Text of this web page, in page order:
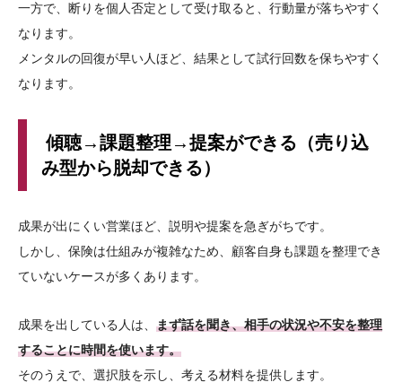
一方で、断りを個人否定として受け取ると、行動量が落ちやすく
なります。
メンタルの回復が早い人ほど、結果として試行回数を保ちやすく
なります。
傾聴→課題整理→提案ができる（売り込
み型から脱却できる）
成果が出にくい営業ほど、説明や提案を急ぎがちです。
しかし、保険は仕組みが複雑なため、顧客自身も課題を整理でき
ていないケースが多くあります。
成果を出している人は、 まず話を聞き、相手の状況や不安を整理
することに時間を使います。
そのうえで、選択肢を示し、考える材料を提供します。